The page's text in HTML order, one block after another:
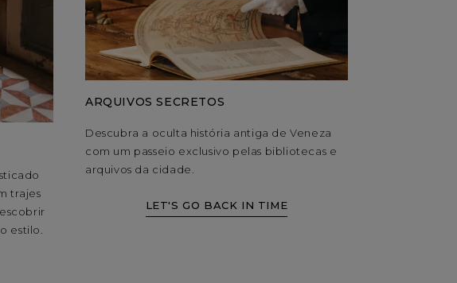
trajes
estilo.
ARQUIVOS SECRETOS
Descubra a oculta história antiga de Veneza
com um passeio exclusivo pelas bibliotecas e
arquivos da cidade.
LET'S GO BACK IN TIME